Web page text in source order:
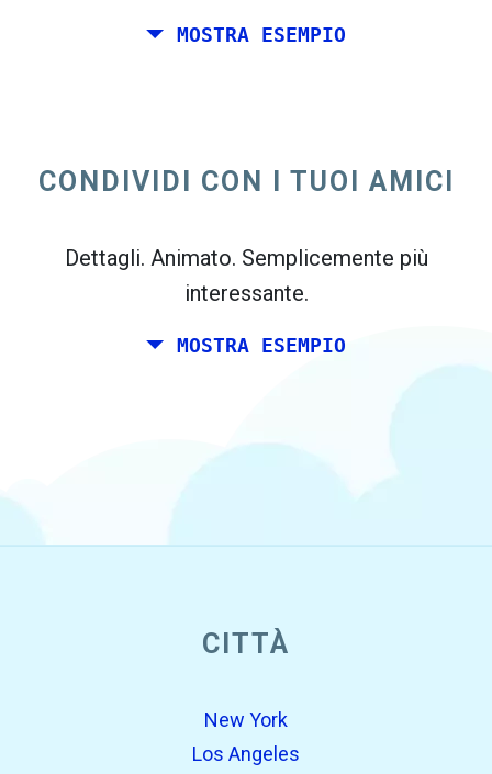
MOSTRA ESEMPIO
Madrid, ei tuoi amici vive a Dublino e
CONDIVIDI CON I TUOI AMICI
Dettagli. Animato. Semplicemente più
interessante.
MOSTRA ESEMPIO
CITTÀ
New York
Los Angeles